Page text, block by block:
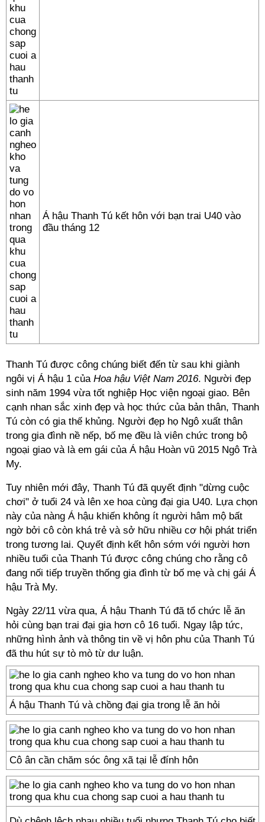
Á hậu Thanh Tú kết hôn với bạn trai U40 vào
đầu tháng 12
Thanh Tú được công chúng biết đến từ sau khi giành
ngôi vị Á hậu 1 của Hoa hậu Việt Nam 2016. Người đẹp
sinh năm 1994 vừa tốt nghiệp Học viện ngoại giao. Bên
cạnh nhan sắc xinh đẹp và học thức của bản thân, Thanh
Tú còn có gia thế khủng. Người đẹp họ Ngô xuất thân
trong gia đình nề nếp, bố mẹ đều là viên chức trong bộ
ngoại giao và là em gái của Á hậu Hoàn vũ 2015 Ngô Trà
My.
Tuy nhiên mới đây, Thanh Tú đã quyết định "dừng cuộc
chơi" ở tuổi 24 và lên xe hoa cùng đại gia U40. Lựa chọn
này của nàng Á hậu khiến không ít người hâm mộ bất
ngờ bởi cô còn khá trẻ và sở hữu nhiều cơ hội phát triển
trong tương lai. Quyết định kết hôn sớm với người hơn
nhiều tuổi của Thanh Tú được công chúng cho rằng cô
đang nối tiếp truyền thống gia đình từ bố mẹ và chị gái Á
hậu Trà My.
Ngày 22/11 vừa qua, Á hậu Thanh Tú đã tổ chức lễ ăn
hỏi cùng bạn trai đại gia hơn cô 16 tuổi. Ngay lập tức,
những hình ảnh và thông tin về vị hôn phu của Thanh Tú
đã thu hút sự tò mò từ dư luận.
Á hậu Thanh Tú và chồng đại gia trong lễ ăn hỏi
Cô ân cần chăm sóc ông xã tại lễ đính hôn